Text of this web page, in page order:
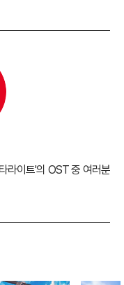
라이트'의 OST 중 여러분